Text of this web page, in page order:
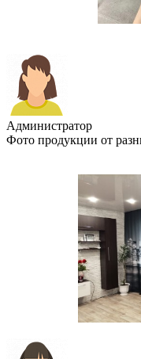
Администратор
Фото продукции от